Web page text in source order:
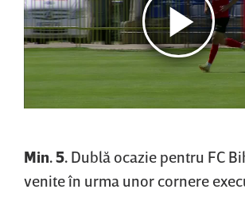
Min. 5. Dublă ocazie pentru FC
venite în urma unor cornere